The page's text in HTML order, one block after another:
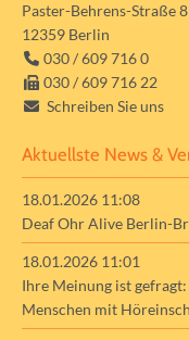
Paster-Behrens-Straße
12359 Berlin
030 / 609 716 0
030 / 609 716 22
Schreiben Sie uns
Aktuellste News &
18.01.2026 11:08
Deaf Ohr Alive Berlin-
18.01.2026 11:01
Ihre Meinung ist
Menschen mit